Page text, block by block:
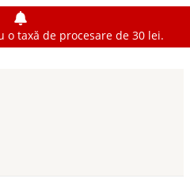
o taxă de procesare de 30 lei.